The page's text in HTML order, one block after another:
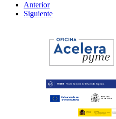
Anterior
Siguiente